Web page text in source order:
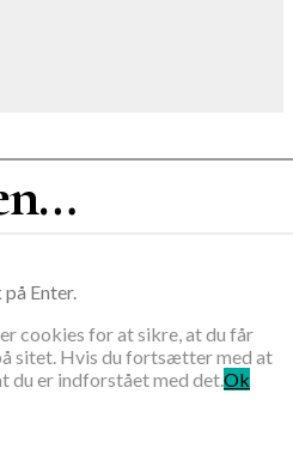
Enter.
cookies for at sikre, at du får
sitet. Hvis du fortsætter med at
du er indforstået med det.Ok